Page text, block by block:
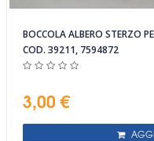
BOCCOLA ALBERO STERZO
COD. 39211, 7594872
3,00 €